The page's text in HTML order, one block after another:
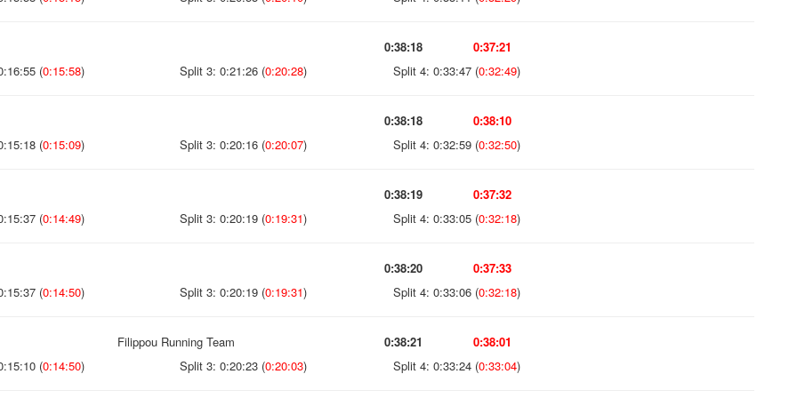
0:38:18
0:37:21
(0:15:58) Split 3: 0:21:26 (0:20:28) Split 4: 0:33:47 (0:32:49)
0:38:18
0:38:10
(0:15:09) Split 3: 0:20:16 (0:20:07) Split 4: 0:32:59 (0:32:50)
0:38:19
0:37:32
(0:14:49) Split 3: 0:20:19 (0:19:31) Split 4: 0:33:05 (0:32:18)
0:38:20
0:37:33
(0:14:50) Split 3: 0:20:19 (0:19:31) Split 4: 0:33:06 (0:32:18)
Filippou Running Team 0:38:21
0:38:01
(0:14:50) Split 3: 0:20:23 (0:20:03) Split 4: 0:33:24 (0:33:04)